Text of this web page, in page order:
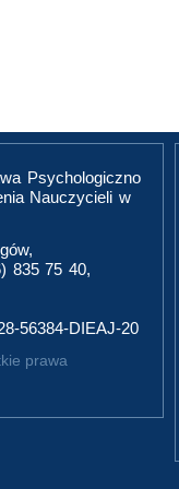
Psychologiczno
Nauczycieli w
835 75 40,
56384-DIEAJ-20
prawa